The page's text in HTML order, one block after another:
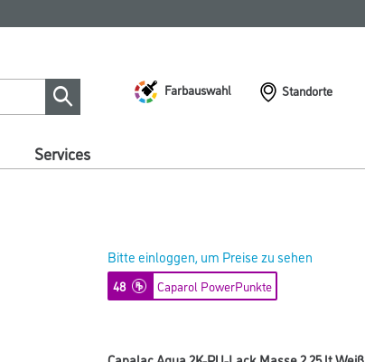
Farbauswahl
Standorte
Services
Bitte einloggen, um Preise zu sehen
48 Caparol PowerPunkte